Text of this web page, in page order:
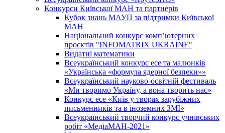
Конкурси Київської МАН та партнерів
Кубок знань МАУП за підтримки Київської
МАН
Національний конкурс комп’ютерних
проєктів "INFOMATRIX UKRAINE"
Видатні математики
Всеукраїнський конкурс есе та малюнків
«Українська «формула ядерної безпеки»»
Всеукраїнський науково-освітній фестиваль
«Ми творимо Україну, а вона творить нас»
Конкурс есе «Київ у творах зарубіжних
письменників та в іноземних ЗМІ»
Всеукраїнський творчий конкурс учнівських
робіт «МедіаМАН-2021»